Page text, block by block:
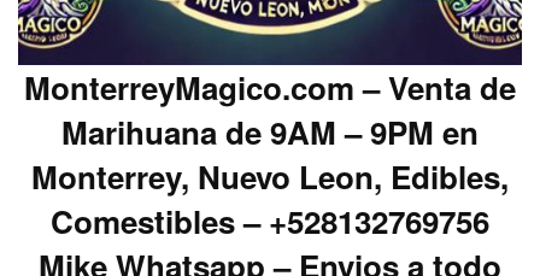
MonterreyMagico.com – Venta de
Marihuana de 9AM – 9PM en
Monterrey, Nuevo Leon, Edibles,
Comestibles – +528132769756
Mike Whatsapp – Envios a todo